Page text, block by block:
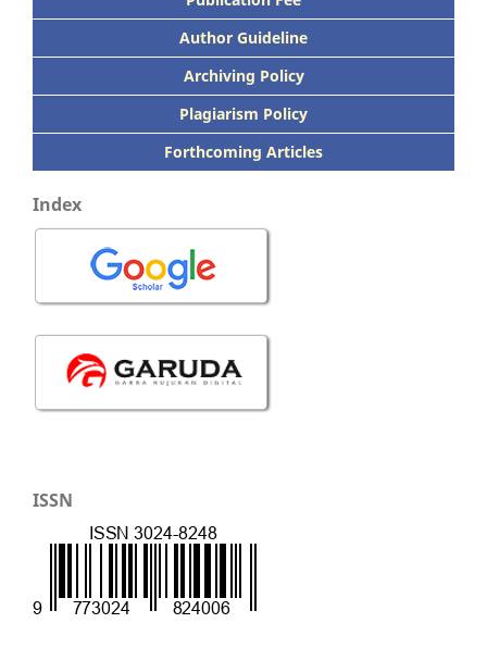
Author Guideline
Archiving Policy
Plagiarism Policy
Forthcoming Articles
Index
ISSN